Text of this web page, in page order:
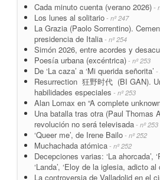
Cada minuto cuenta (verano 2026) -
Los lunes al solitario - nº 247
La Grazia (Paolo Sorrentino).
presidencia de Italia - nº 254
Simón 2026, entre acordes y
Poesía urbana (excéntrica) - nº 253
De ‘La caza’ a ‘Mi querida señorita’ -
Resurrection 狂野时代 (BI GAN).
habilidades especiales - nº 253
Alan Lomax en “A complete
Una batalla tras otra (Paul Thomas
revolución no será televisada - nº 253
‘Queer me’, de Irene Bailo - nº 252
Muchachada atómica - nº 252
Decepciones varias: ‘La ahorcada’,
‘Landa’, ‘Eloy de la iglesia, adicto
La controversia de Valladolid en el